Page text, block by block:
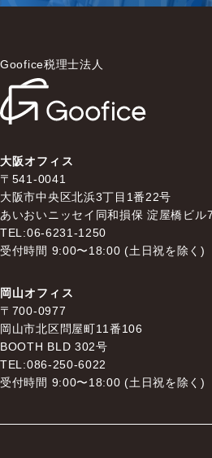
Goofice税理士法人
大阪オフィス
〒541-0041
大阪市中央区北浜3丁目1番22号
あいおいニッセイ同和損保 淀屋橋ビル
TEL:06-6231-1250
受付時間 9:00〜18:00 (土日祝を除く)
岡山オフィス
〒700-0977
岡山市北区問屋町11番106
BOOTH BLD 302号
TEL:086-250-6022
受付時間 9:00〜18:00 (土日祝を除く)